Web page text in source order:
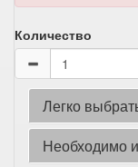
Количество
Легко
Необходимо